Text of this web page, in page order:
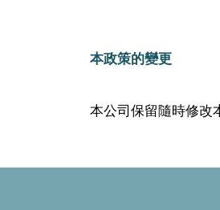
本政策的變更
本公司保留隨時修改